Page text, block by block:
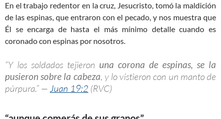
En el trabajo redentor en la cruz, Jesucristo, tomó la maldición
de las espinas, que entraron con el pecado, y nos muestra que
Él se encarga de hasta el más mínimo detalle cuando es
coronado con espinas por nosotros.
“Y los soldados tejieron una corona de espinas, se la
pusieron sobre la cabeza, y lo vistieron con un manto de
púrpura.” — Juan 19:2 (RVC)